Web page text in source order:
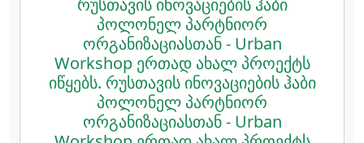
რუსთავის ინოვაციების ჰაბი
პოლონელ პარტნიორ
ორგანიზაციასთან - Urban
Workshop ერთად ახალ პროექტს
იწყებს. რუსთავის ინოვაციების ჰაბი
პოლონელ პარტნიორ
ორგანიზაციასთან - Urban